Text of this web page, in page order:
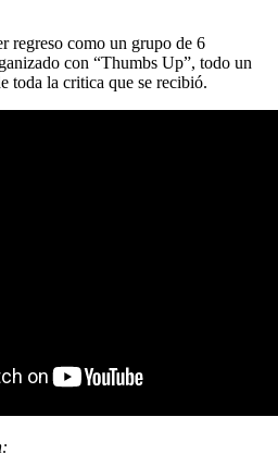
como un grupo de 6
con “Thumbs Up”, todo un
toda la critica que se recibió.